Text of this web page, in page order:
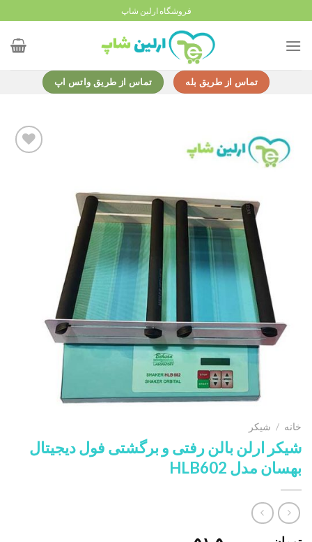
to
content
فروشگاه ارلین شاپ
تماس از طریق بله تماس از طریق واتس اپ
خانه / شیکر
شیکر ارلن بالن رفتی و برگشتی فول دیجیتال
بهسان مدل HLB602